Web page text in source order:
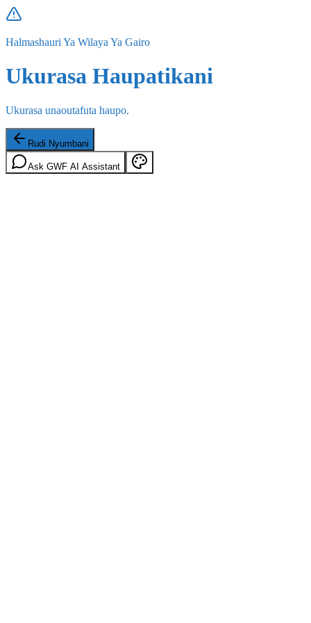
Halmashauri Ya Wilaya Ya Gairo
Ukurasa Haupatikani
Ukurasa unaoutafuta haupo.
Rudi Nyumbani
Ask GWF AI Assistant